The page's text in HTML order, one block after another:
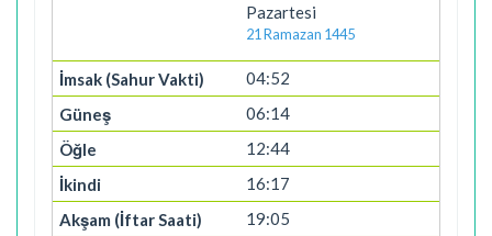
Pazartesi
21 Ramazan 1445
04:52
06:14
12:44
16:17
19:05